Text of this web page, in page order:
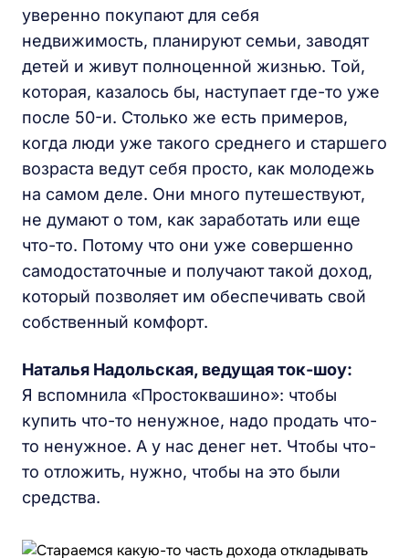
уверенно покупают для себя
недвижимость, планируют семьи, заводят
детей и живут полноценной жизнью. Той,
которая, казалось бы, наступает где-то уже
после 50-и. Столько же есть примеров,
когда люди уже такого среднего и старшего
возраста ведут себя просто, как молодежь
на самом деле. Они много путешествуют,
не думают о том, как заработать или еще
что-то. Потому что они уже совершенно
самодостаточные и получают такой доход,
который позволяет им обеспечивать свой
собственный комфорт.
Наталья Надольская, ведущая ток-шоу:
Я вспомнила «Простоквашино»: чтобы
купить что-то ненужное, надо продать что-
то ненужное. А у нас денег нет. Чтобы что-
то отложить, нужно, чтобы на это были
средства.